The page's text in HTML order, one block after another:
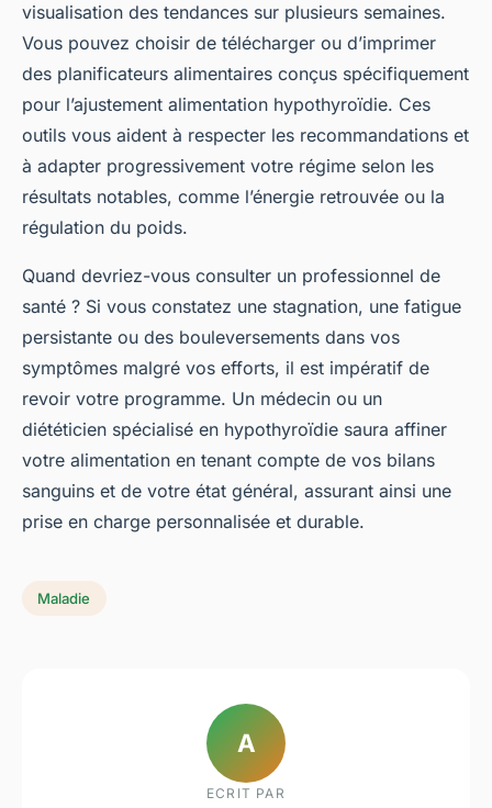
visualisation des tendances sur plusieurs semaines.
Vous pouvez choisir de télécharger ou d’imprimer
des planificateurs alimentaires conçus spécifiquement
pour l’ajustement alimentation hypothyroïdie. Ces
outils vous aident à respecter les recommandations et
à adapter progressivement votre régime selon les
résultats notables, comme l’énergie retrouvée ou la
régulation du poids.
Quand devriez-vous consulter un professionnel de
santé ? Si vous constatez une stagnation, une fatigue
persistante ou des bouleversements dans vos
symptômes malgré vos efforts, il est impératif de
revoir votre programme. Un médecin ou un
diététicien spécialisé en hypothyroïdie saura affiner
votre alimentation en tenant compte de vos bilans
sanguins et de votre état général, assurant ainsi une
prise en charge personnalisée et durable.
Maladie
A
ECRIT PAR